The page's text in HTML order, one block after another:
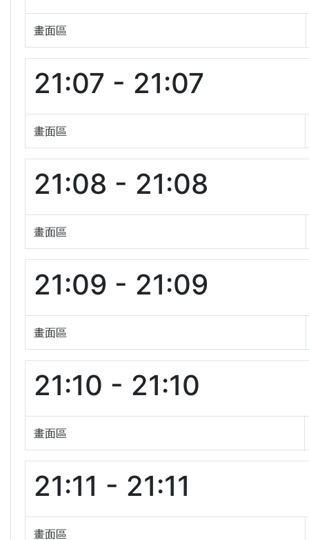
畫面區
21:07 - 21:07
畫面區
21:08 - 21:08
畫面區
21:09 - 21:09
畫面區
21:10 - 21:10
畫面區
21:11 - 21:11
畫面區